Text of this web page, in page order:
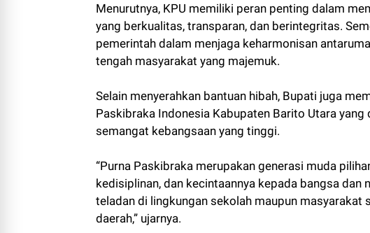
Menurutnya, KPU memiliki peran penting dalam
yang berkualitas, transparan, dan berintegritas.
pemerintah dalam menjaga keharmonisan
tengah masyarakat yang majemuk.
Selain menyerahkan bantuan hibah, Bupati juga
Paskibraka Indonesia Kabupaten Barito Utara
semangat kebangsaan yang tinggi.
“Purna Paskibraka merupakan generasi muda
kedisiplinan, dan kecintaannya kepada bangsa dan
teladan di lingkungan sekolah maupun
daerah,” ujarnya.